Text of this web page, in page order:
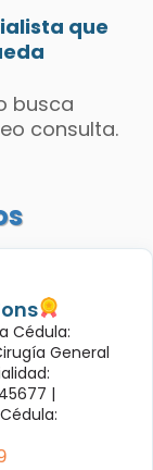
que
busca
consulta.
Cédula:
General
|